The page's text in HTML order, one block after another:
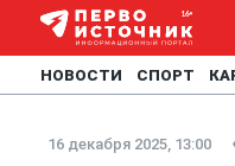
НОВОСТИ СПОРТ
16 декабря 2025, 13:00